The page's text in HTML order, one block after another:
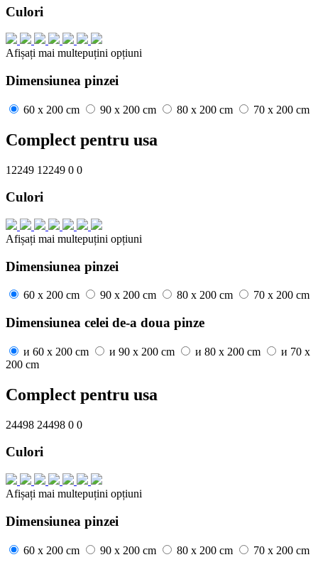
Culori
Afișați mai multepuțini opțiuni
Dimensiunea pinzei
60 x 200 cm 90 x 200 cm 80 x 200 cm 70 x 200 cm
Complect pentru usa
12249 12249 0 0
Culori
Afișați mai multepuțini opțiuni
Dimensiunea pinzei
60 x 200 cm 90 x 200 cm 80 x 200 cm 70 x 200 cm
Dimensiunea celei de-a doua pinze
и 60 x 200 cm и 90 x 200 cm и 80 x 200 cm и 70 x
200 cm
Complect pentru usa
24498 24498 0 0
Culori
Afișați mai multepuțini opțiuni
Dimensiunea pinzei
60 x 200 cm 90 x 200 cm 80 x 200 cm 70 x 200 cm